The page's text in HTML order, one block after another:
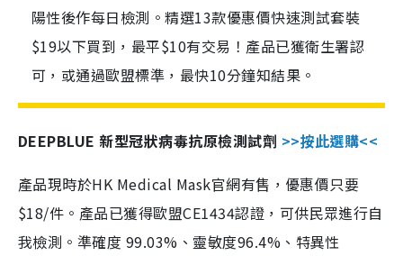
陽性後作每日檢測。精選13款優惠價快速測試套裝
$19以下買到，最平$10有交易！產品已獲衛生署認
可，或通過歐盟標準，最快10分鐘知結果。
DEEPBLUE 新型冠狀病毒抗原檢測試劑 >>按此選購<<
產品現時於HK Medical Mask官網有售，優惠價只要
$18/件。產品已獲得歐盟CE1434認證，可供民眾進行自
我檢測。準確度 99.03%、靈敏度96.4%、特異性